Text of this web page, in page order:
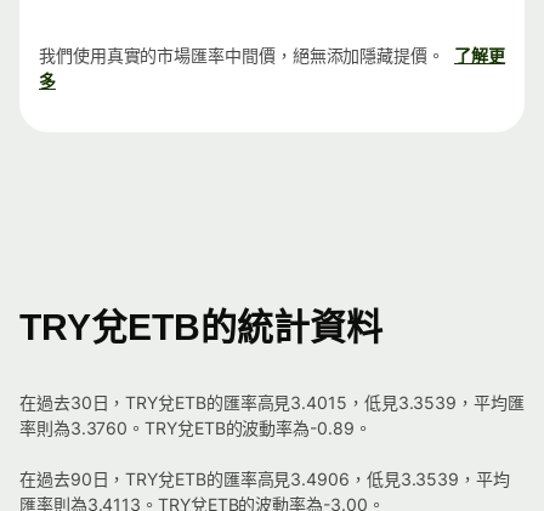
我們使用真實的市場匯率中間價，絕無添加隱藏提價。
了解更
多
TRY兌ETB的統計資料
在過去30日，TRY兌ETB的匯率高見3.4015，低見3.3539，平均匯
率則為3.3760。TRY兌ETB的波動率為-0.89。
在過去90日，TRY兌ETB的匯率高見3.4906，低見3.3539，平均
匯率則為3.4113。TRY兌ETB的波動率為-3.00。